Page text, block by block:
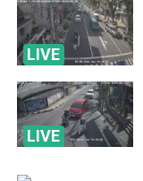
LIVE
LIVE